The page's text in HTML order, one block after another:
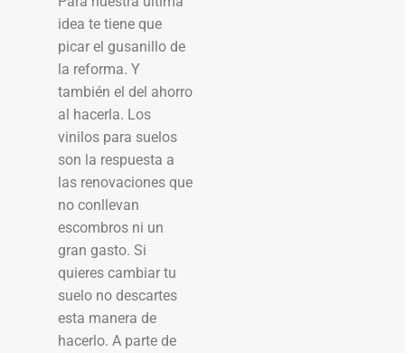
idea te tiene que
picar el gusanillo de
la reforma. Y
también el del ahorro
al hacerla. Los
vinilos para suelos
son la respuesta a
las renovaciones que
no conllevan
escombros ni un
gran gasto. Si
quieres cambiar tu
suelo no descartes
esta manera de
hacerlo. A parte de